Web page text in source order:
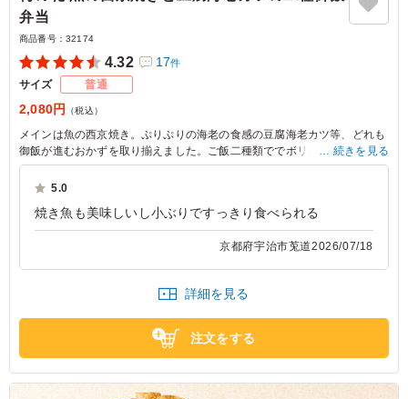
弁当
商品番号： 32174
4.32 17件
サイズ 普通
2,080円 （税込）
メインは魚の西京焼き。ぷりぷりの海老の食感の豆腐海老カツ等、どれも
御飯が進むおかずを取り揃えました。ご飯二種類ででボリュームも有りま
す。
続きを見る
5.0
焼き魚も美味しいし小ぶりですっきり食べられる
京都府宇治市莵道2026/07/18
詳細を見る
注文をする